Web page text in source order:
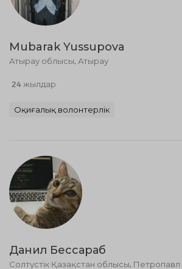
Mubarak Yussupova
Атырау облысы, Атырау
24 жылдар
Оқиғалық волонтерлік
Данил Бессараб
Солтүстік Қазақстан облысы, Петропавл